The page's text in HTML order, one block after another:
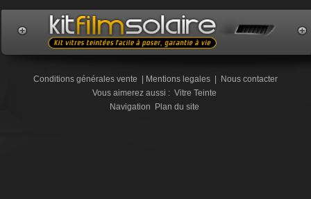
Conditions générales vente | Mentions legales | Nous contacter
Vous aimerez aussi : Vitre Teinte
Navigation Plan du site